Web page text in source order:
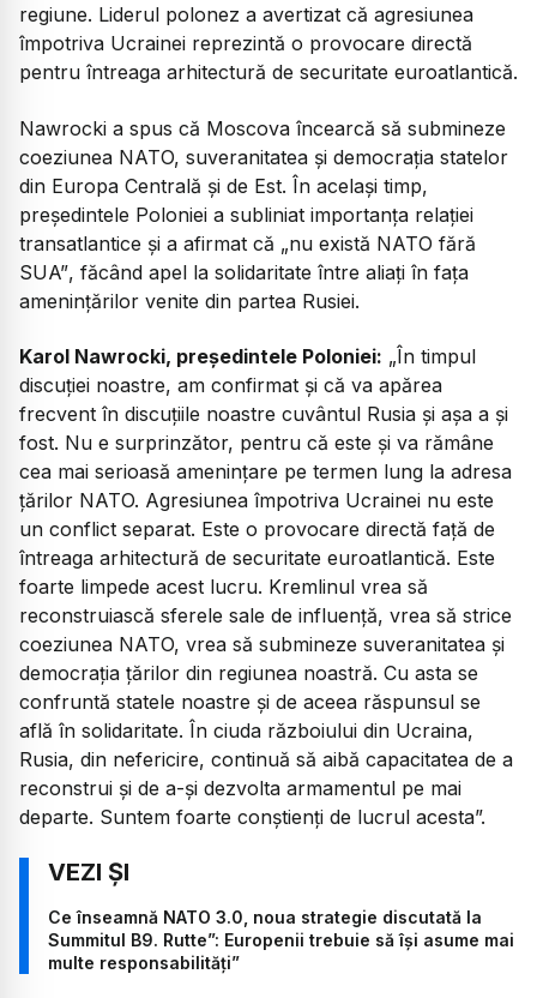
regiune. Liderul polonez a avertizat că agresiunea
împotriva Ucrainei reprezintă o provocare directă
pentru întreaga arhitectură de securitate euroatlantică.
Nawrocki a spus că Moscova încearcă să submineze
coeziunea NATO, suveranitatea și democrația statelor
din Europa Centrală și de Est. În același timp,
președintele Poloniei a subliniat importanța relației
transatlantice și a afirmat că „nu există NATO fără
SUA”, făcând apel la solidaritate între aliați în fața
amenințărilor venite din partea Rusiei.
Karol Nawrocki, președintele Poloniei: „În timpul
discuției noastre, am confirmat și că va apărea
frecvent în discuțiile noastre cuvântul Rusia și așa a și
fost. Nu e surprinzător, pentru că este și va rămâne
cea mai serioasă amenințare pe termen lung la adresa
țărilor NATO. Agresiunea împotriva Ucrainei nu este
un conflict separat. Este o provocare directă față de
întreaga arhitectură de securitate euroatlantică. Este
foarte limpede acest lucru. Kremlinul vrea să
reconstruiască sferele sale de influență, vrea să strice
coeziunea NATO, vrea să submineze suveranitatea și
democrația țărilor din regiunea noastră. Cu asta se
confruntă statele noastre și de aceea răspunsul se
află în solidaritate. În ciuda războiului din Ucraina,
Rusia, din nefericire, continuă să aibă capacitatea de a
reconstrui și de a-și dezvolta armamentul pe mai
departe. Suntem foarte conștienți de lucrul acesta”.
Ce înseamnă NATO 3.0, noua strategie discutată la
Summitul B9. Rutte”: Europenii trebuie să își asume mai
multe responsabilități”